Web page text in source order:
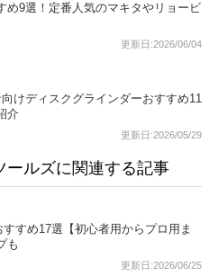
め9選！定番人気のマキタやリョービ
更新日:2026/06/04
向けディスクグラインダーおすすめ11
介
更新日:2026/05/29
ールズに関連する記事
すめ17選【初心者用からプロ用ま
も
更新日:2026/06/25